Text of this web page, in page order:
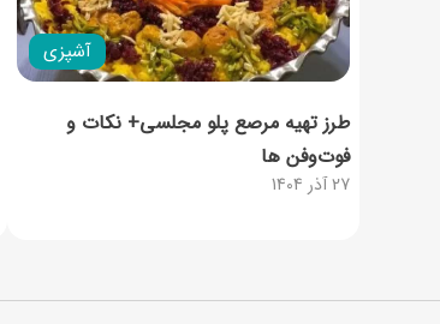
آشپزی
27 آذر 1404
طرز تهیه مرصع پلو مجلسی+ نکات و
فوت‌وفن ها